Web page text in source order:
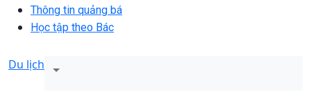
Thông tin quảng bá
Học tập theo Bác
Du lịch